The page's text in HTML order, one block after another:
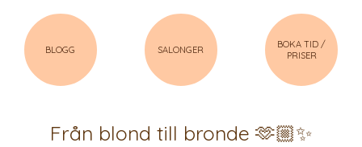
BLOGG SALONGER
BOKA TID /
PRISER
Från blond till bronde 🫶🏼✨️